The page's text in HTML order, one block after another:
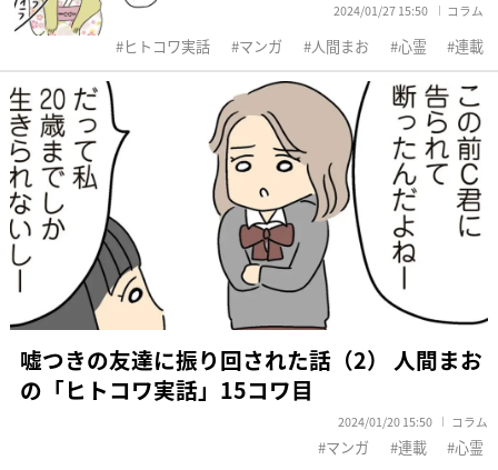
2024/01/27 15:50 コラム
ヒトコワ実話 マンガ 人間まお 心霊 連載
嘘つきの友達に振り回された話（2） 人間まお
の「ヒトコワ実話」15コワ目
2024/01/20 15:50 コラム
マンガ 連載 心霊